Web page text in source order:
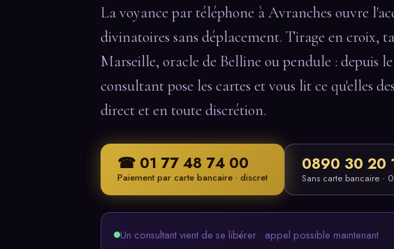
La voyance par téléphone à Avranches ouvre
divinatoires sans déplacement. Tirage en croix,
Marseille, oracle de Belline ou pendule : depuis
consultant pose les cartes et vous lit ce qu'elles
direct et en toute discrétion.
☎ 01 77 48 74 00
Paiement par carte bancaire · discret
0890 30 20
Sans carte bancaire ·
Un consultant vient de se libérer · appel possible maintenant